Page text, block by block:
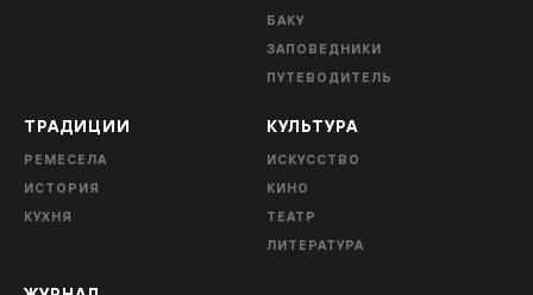
БАКУ
ЗАПОВЕДНИКИ
ПУТЕВОДИТЕЛЬ
ТРАДИЦИИ
РЕМЕСЕЛА
ИСТОРИЯ
КУХНЯ
КУЛЬТУРА
ИСКУССТВО
КИНО
ТЕАТР
ЛИТЕРАТУРА